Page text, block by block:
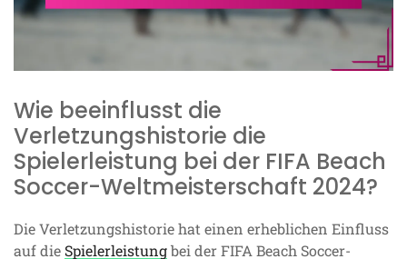
Wie beeinflusst die
Verletzungshistorie die
Spielerleistung bei der FIFA Beach
Soccer-Weltmeisterschaft 2024?
Die Verletzungshistorie hat einen erheblichen Einfluss
auf die Spielerleistungbei der FIFA Beach Soccer-